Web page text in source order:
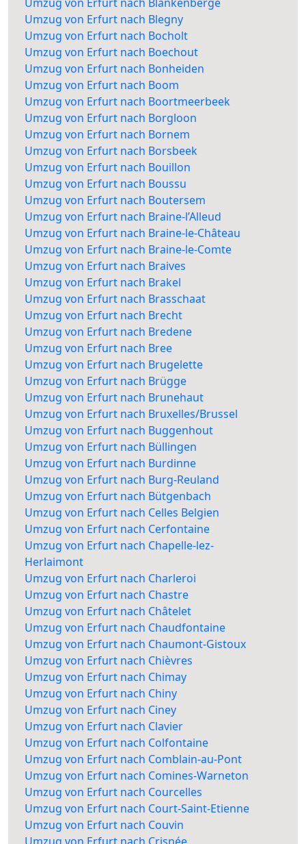
Umzug von Erfurt nach Blegny
Umzug von Erfurt nach Bocholt
Umzug von Erfurt nach Boechout
Umzug von Erfurt nach Bonheiden
Umzug von Erfurt nach Boom
Umzug von Erfurt nach Boortmeerbeek
Umzug von Erfurt nach Borgloon
Umzug von Erfurt nach Bornem
Umzug von Erfurt nach Borsbeek
Umzug von Erfurt nach Bouillon
Umzug von Erfurt nach Boussu
Umzug von Erfurt nach Boutersem
Umzug von Erfurt nach Braine-l’Alleud
Umzug von Erfurt nach Braine-le-Château
Umzug von Erfurt nach Braine-le-Comte
Umzug von Erfurt nach Braives
Umzug von Erfurt nach Brakel
Umzug von Erfurt nach Brasschaat
Umzug von Erfurt nach Brecht
Umzug von Erfurt nach Bredene
Umzug von Erfurt nach Bree
Umzug von Erfurt nach Brugelette
Umzug von Erfurt nach Brügge
Umzug von Erfurt nach Brunehaut
Umzug von Erfurt nach Bruxelles/Brussel
Umzug von Erfurt nach Buggenhout
Umzug von Erfurt nach Büllingen
Umzug von Erfurt nach Burdinne
Umzug von Erfurt nach Burg-Reuland
Umzug von Erfurt nach Bütgenbach
Umzug von Erfurt nach Celles Belgien
Umzug von Erfurt nach Cerfontaine
Umzug von Erfurt nach Chapelle-lez-
Herlaimont
Umzug von Erfurt nach Charleroi
Umzug von Erfurt nach Chastre
Umzug von Erfurt nach Châtelet
Umzug von Erfurt nach Chaudfontaine
Umzug von Erfurt nach Chaumont-Gistoux
Umzug von Erfurt nach Chièvres
Umzug von Erfurt nach Chimay
Umzug von Erfurt nach Chiny
Umzug von Erfurt nach Ciney
Umzug von Erfurt nach Clavier
Umzug von Erfurt nach Colfontaine
Umzug von Erfurt nach Comblain-au-Pont
Umzug von Erfurt nach Comines-Warneton
Umzug von Erfurt nach Courcelles
Umzug von Erfurt nach Court-Saint-Etienne
Umzug von Erfurt nach Couvin